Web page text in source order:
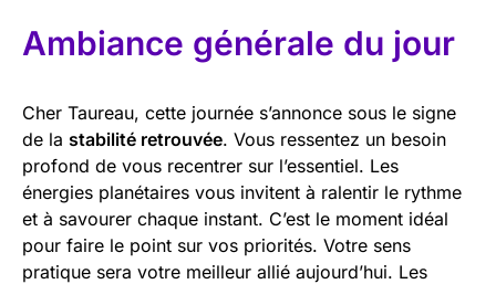
Ambiance générale du jour
Cher Taureau, cette journée s’annonce sous le signe
de la stabilité retrouvée. Vous ressentez un besoin
profond de vous recentrer sur l’essentiel. Les
énergies planétaires vous invitent à ralentir le rythme
et à savourer chaque instant. C’est le moment idéal
pour faire le point sur vos priorités. Votre sens
pratique sera votre meilleur allié aujourd’hui. Les